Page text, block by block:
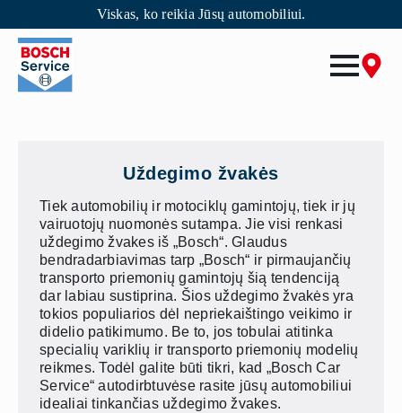
to
main
content
Viskas, ko reikia Jūsų automobiliui.
Uždegimo žvakės
Tiek automobilių ir motociklų gamintojų, tiek ir jų
vairuotojų nuomonės sutampa. Jie visi renkasi
uždegimo žvakes iš „Bosch“. Glaudus
bendradarbiavimas tarp „Bosch“ ir pirmaujančių
transporto priemonių gamintojų šią tendenciją
dar labiau sustiprina. Šios uždegimo žvakės yra
tokios populiarios dėl nepriekaištingo veikimo ir
didelio patikimumo. Be to, jos tobulai atitinka
specialių variklių ir transporto priemonių modelių
reikmes. Todėl galite būti tikri, kad „Bosch Car
Service“ autodirbtuvėse rasite jūsų automobiliui
idealiai tinkančias uždegimo žvakes.